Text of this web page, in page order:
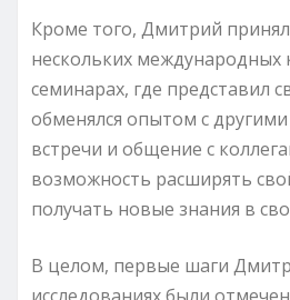
Кроме того, Дмитрий принял
нескольких международных
семинарах, где представил
обменялся опытом с
встречи и общение с
возможность расширять
получать новые знания в
В целом, первые шаги